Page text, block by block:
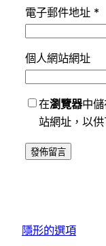
電子郵件地址 *
個人網站網址
在瀏覽器中
站網址，以
隱形的選項